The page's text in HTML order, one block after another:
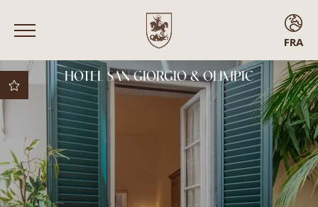
FRA
ENG
ITA
FRA
ESP
Meilleur prix garanti
Meilleures conditions
d’annulation
Surclassement
gratuit sous réserve
de disponibilité
HOTEL SAN GIORGIO & OLIMPIC